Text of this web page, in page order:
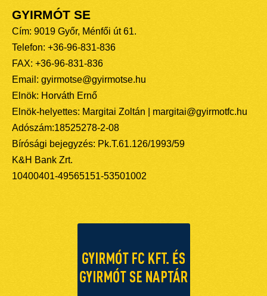
GYIRMÓT SE
Cím: 9019 Győr, Ménfői út 61.
Telefon: +36-96-831-836
FAX: +36-96-831-836
Email: gyirmotse@gyirmotse.hu
Elnök: Horváth Ernő
Elnök-helyettes: Margitai Zoltán | margitai@gyirmotfc.hu
Adószám:18525278-2-08
Bírósági bejegyzés: Pk.T.61.126/1993/59
K&H Bank Zrt.
10400401-49565151-53501002